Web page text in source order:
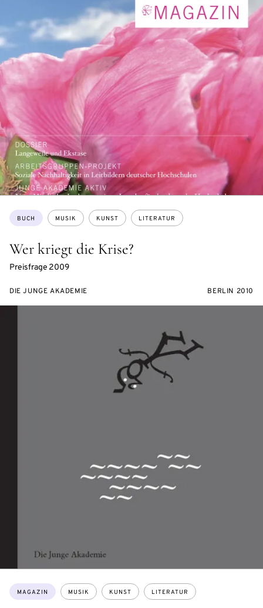
Wer kriegt die Krise?
Preisfrage 2009
Themen:
BUCH MUSIK KUNST LITERATUR
DIE JUNGE AKADEMIE BERLIN 2010
Themen:
MAGAZIN MUSIK KUNST LITERATUR